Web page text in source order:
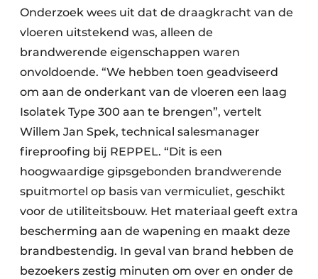
Onderzoek wees uit dat de draagkracht van de
vloeren uitstekend was, alleen de
brandwerende eigenschappen waren
onvoldoende. “We hebben toen geadviseerd
om aan de onderkant van de vloeren een laag
Isolatek Type 300 aan te brengen”, vertelt
Willem Jan Spek, technical salesmanager
fireproofing bij REPPEL. “Dit is een
hoogwaardige gipsgebonden brandwerende
spuitmortel op basis van vermiculiet, geschikt
voor de utiliteitsbouw. Het materiaal geeft extra
bescherming aan de wapening en maakt deze
brandbestendig. In geval van brand hebben de
bezoekers zestig minuten om over en onder de